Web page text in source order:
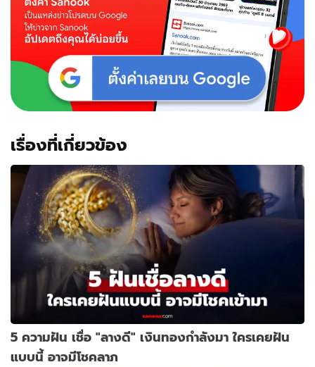
เรื่องที่เกี่ยวข้อง
5 ความฝัน เชื่อ "ลางดี" เงินทองกำลังมา ใครเคยฝัน
แบบนี้ อาจมีโชคลาภ